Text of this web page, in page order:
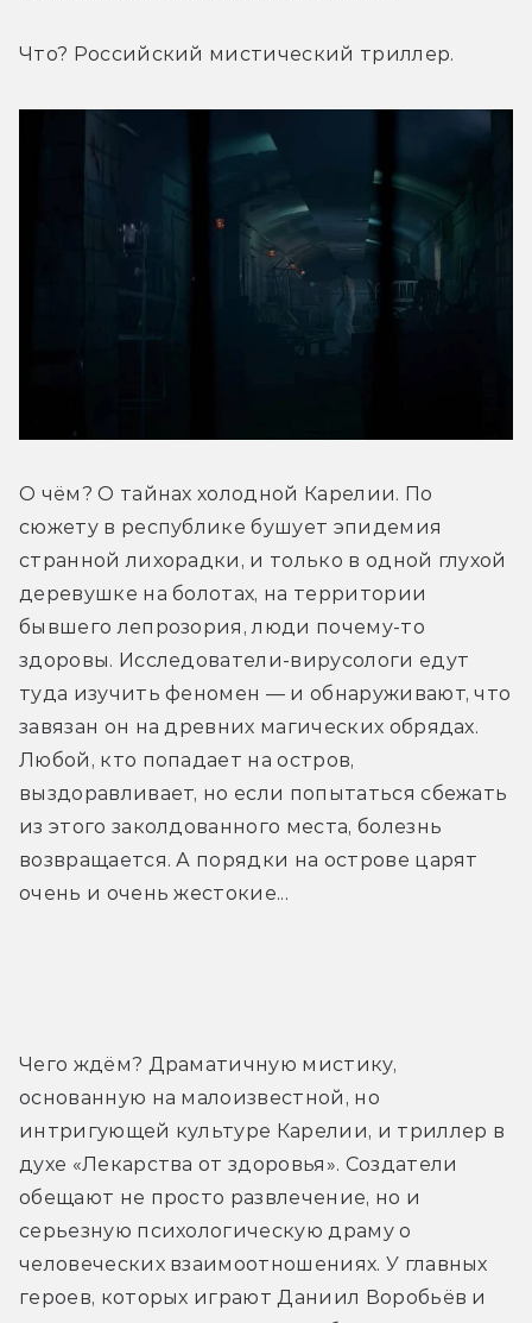
Что? Российский мистический триллер.
О чём? О тайнах холодной Карелии. По
сюжету в республике бушует эпидемия
странной лихорадки, и только в одной глухой
деревушке на болотах, на территории
бывшего лепрозория, люди почему-то
здоровы. Исследователи-вирусологи едут
туда изучить феномен — и обнаруживают, что
завязан он на древних магических обрядах.
Любой, кто попадает на остров,
выздоравливает, но если попытаться сбежать
из этого заколдованного места, болезнь
возвращается. А порядки на острове царят
очень и очень жестокие...
Чего ждём? Драматичную мистику,
основанную на малоизвестной, но
интригующей культуре Карелии, и триллер в
духе «Лекарства от здоровья». Создатели
обещают не просто развлечение, но и
серьезную психологическую драму о
человеческих взаимоотношениях. У главных
героев, которых играют Даниил Воробьёв и